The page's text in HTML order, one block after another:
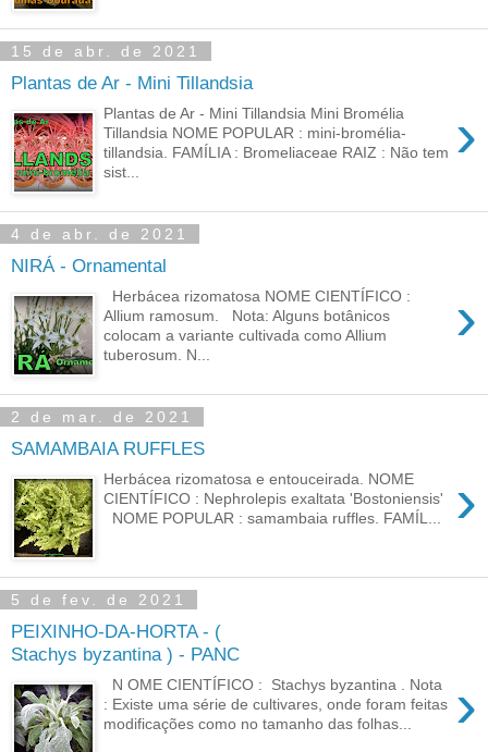
15 de abr. de 2021
Plantas de Ar - Mini Tillandsia
›
Plantas de Ar - Mini Tillandsia Mini Bromélia
Tillandsia NOME POPULAR : mini-bromélia-
tillandsia. FAMÍLIA : Bromeliaceae RAIZ : Não tem
sist...
4 de abr. de 2021
NIRÁ - Ornamental
›
Herbácea rizomatosa NOME CIENTÍFICO :
Allium ramosum. Nota: Alguns botânicos
colocam a variante cultivada como Allium
tuberosum. N...
2 de mar. de 2021
SAMAMBAIA RUFFLES
›
Herbácea rizomatosa e entouceirada. NOME
CIENTÍFICO : Nephrolepis exaltata 'Bostoniensis'
NOME POPULAR : samambaia ruffles. FAMÍL...
5 de fev. de 2021
PEIXINHO-DA-HORTA - (
Stachys byzantina ) - PANC
›
N OME CIENTÍFICO : Stachys byzantina . Nota
: Existe uma série de cultivares, onde foram feitas
modificações como no tamanho das folhas...